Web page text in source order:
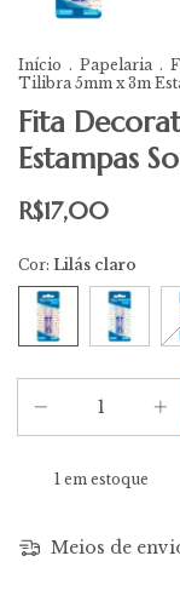
Início . Papelaria .
Tilibra 5mm x 3m
Fita
Estampas
R$17,00
Cor: Lilás claro
1em estoque
Meios de